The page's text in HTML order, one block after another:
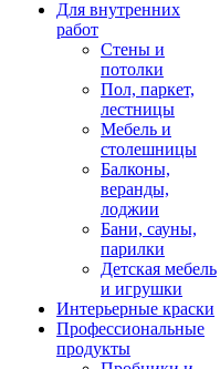
Для внутренних
работ
Стены и
потолки
Пол, паркет,
лестницы
Мебель и
столешницы
Балконы,
веранды,
лоджии
Бани, сауны,
парилки
Детская мебель
и игрушки
Интерьерные краски
Профессиональные
продукты